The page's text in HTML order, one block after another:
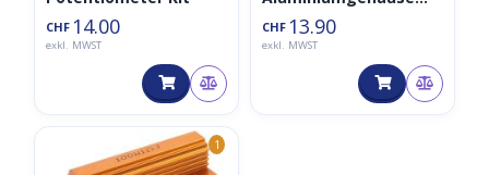
CHF 14.00
exkl. MWST
Widerstand
CHF 13.90
exkl. MWST
1